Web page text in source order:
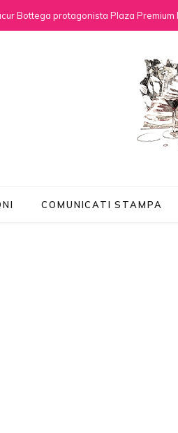
Bottega protagonista Plaza Premium
COMUNICATI STAMPA